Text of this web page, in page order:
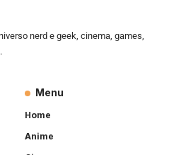
nerd e geek, cinema, games,
Menu
Home
Anime